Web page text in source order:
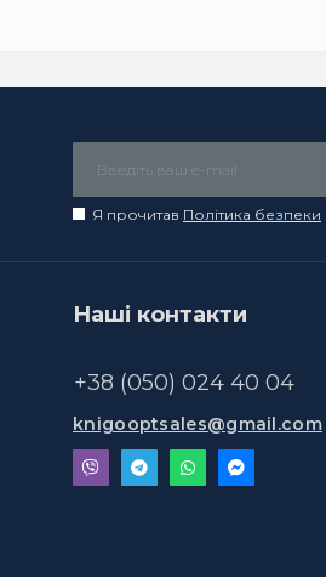
Я прочитав Політика безпеки
Наші контакти
+38 (050) 024 40 04
knigooptsales@gmail.com